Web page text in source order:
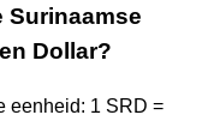
Surinaamse
Dollar?
eenheid: 1 SRD =